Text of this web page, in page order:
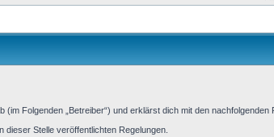
Folgenden „Betreiber“) und erklärst dich mit den nachfolgenden
Stelle veröffentlichten Regelungen.